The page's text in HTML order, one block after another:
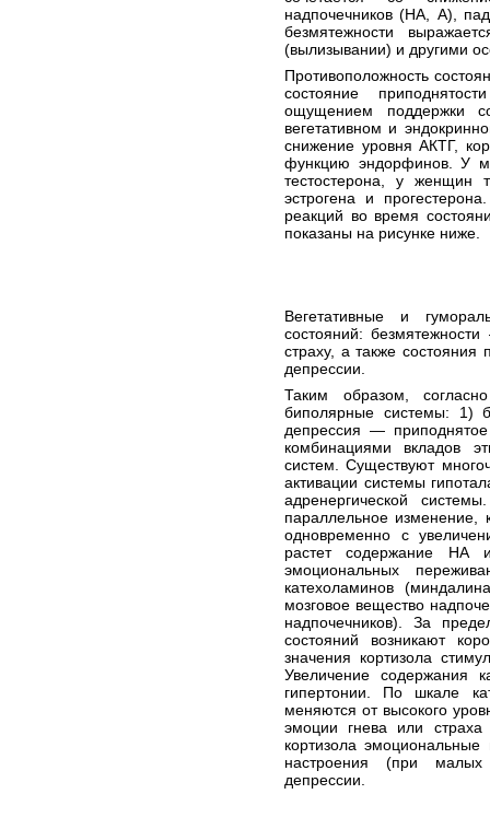
надпочечников (НА, А),
безмятежности
(вылизывании) и другими
Противоположность
состояние
ощущением поддержки
вегетативном и
снижение уровня АКТГ,
функцию эндорфинов. У
тестостерона, у женщин
эстрогена и
реакций во время
показаны на рисунке ниже.
Вегетативные и
состояний:
страху, а также состояния
депрессии.
Таким образом,
биполярные системы: 1)
депрессия —
комбинациями вкладов
систем. Существуют
активации системы
адренергической
параллельное изменение,
одновременно с
растет содержание НА
эмоциональных
катехоламинов
мозговое вещество
надпочечников). За
состояний возникают
значения кортизола
Увеличение содержания
гипертонии. По шкале
меняются от высокого
эмоции гнева или
кортизола
настроения (при малых
депрессии.